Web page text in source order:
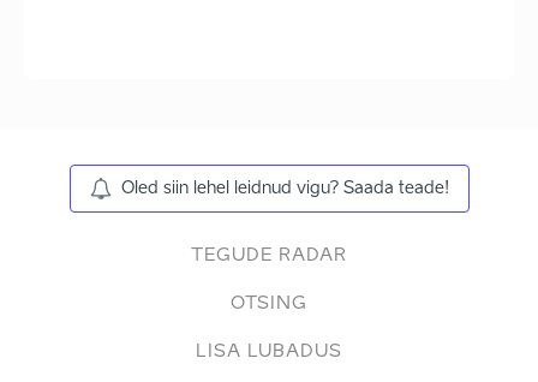
Oled siin lehel leidnud vigu? Saada teade!
TEGUDE RADAR
OTSING
LISA LUBADUS